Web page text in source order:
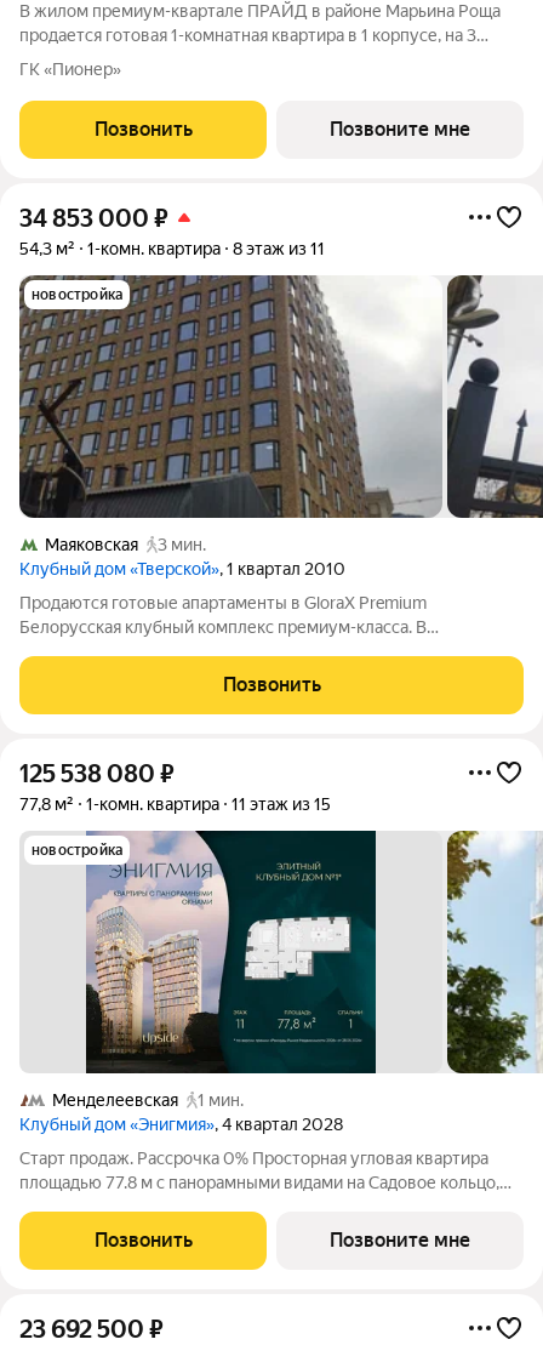
В жилом премиум-квартале ПРАЙД в районе Марьина Роща
продается готовая 1-комнатная квартира в 1 корпусе, на 3
этаже, в секции 10 площадью 36.2 м напрямую от застройщика
PIONEER. Ключи в 2026 году. Площадь комнат: кухня-
ГК «Пионер»
Позвонить Позвоните мне
34 853 000 ₽
54,3 м² 1-комн. квартира 8 этаж из 11
новостройка
Маяковская
3 мин.
Клубный дом «Тверской», 1 квартал 2010
Продаются готовые апартаменты в GloraX Premium
Белорусская клубный комплекс премиум-класса. В
серьезного Покупателя. Звоните. Дом сдан, заканчиваются
ремонты в ЖК. В этом прекрасном апартаменте
Позвонить
125 538 080 ₽
77,8 м² 1-комн. квартира 11 этаж из 15
новостройка
Менделеевская
1 мин.
Клубный дом «Энигмия», 4 квартал 2028
Старт продаж. Рассрочка 0% Просторная угловая квартира
площадью 77.8 м с панорамными видами на Садовое кольцо,
мастер-спальней и гардеробной с окном. ЭНИГМИЯ дом-
скульптура, притягивающий
Позвонить Позвоните мне
23 692 500 ₽